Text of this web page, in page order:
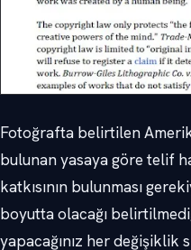
Fotoğrafta belirtilen
bulunan yasaya göre telif
katkısının bulunması
boyutta olacağı
yapacağınız her değişiklik